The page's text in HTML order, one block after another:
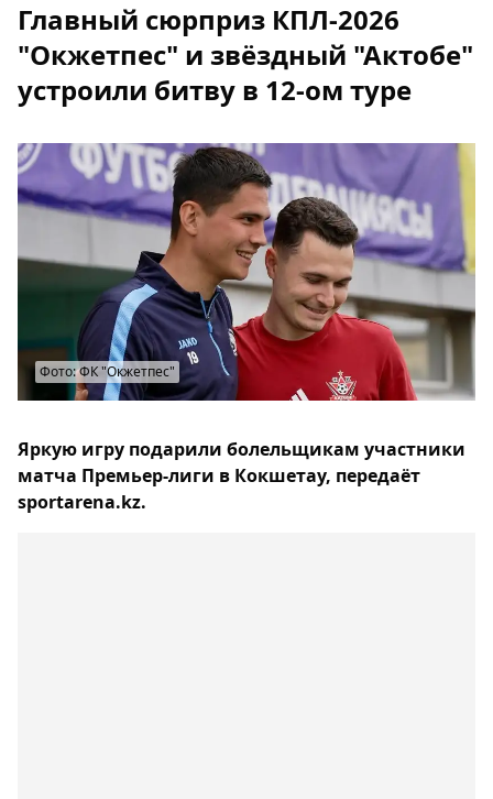
Главный сюрприз КПЛ-2026
"Окжетпес" и звёздный "Актобе"
устроили битву в 12-ом туре
Фото: ФК "Окжетпес"
Яркую игру подарили болельщикам участники
матча Премьер-лиги в Кокшетау, передаёт
sportarena.kz.